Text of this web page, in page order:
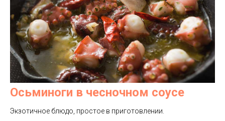
Осьминоги в чесночном соусе
Экзотичное блюдо, простое в приготовлении.